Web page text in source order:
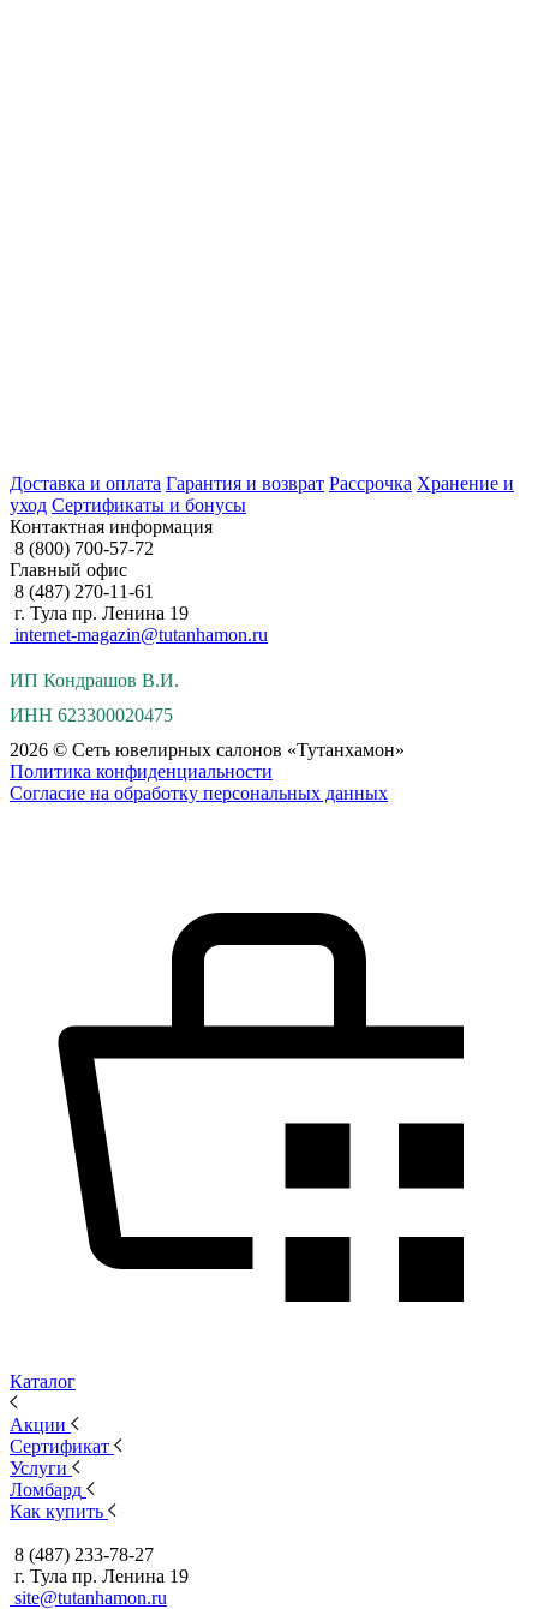
Доставка и оплата Гарантия и возврат Рассрочка Хранение и
уход Сертификаты и бонусы
Контактная информация
8 (800) 700-57-72
Главный офис
8 (487) 270-11-61
г. Тула пр. Ленина 19
internet-magazin@tutanhamon.ru
ИП Кондрашов В.И.
ИНН 623300020475
2026 © Сеть ювелирных салонов «Тутанхамон»
Политика конфиденциальности
Согласие на обработку персональных данных
Каталог
Акции
Сертификат
Услуги
Ломбард
Как купить
8 (487) 233-78-27
г. Тула пр. Ленина 19
site@tutanhamon.ru